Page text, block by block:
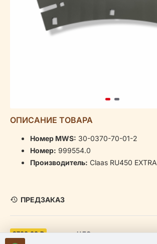
ОПИСАНИЕ ТОВАРА
Номер MWS: 30-0370-70-01-2
Номер: 999554.0
Производитель: Claas RU450 EXTRA
3700.00 ₽ включая НДС
ПРЕДЗАКАЗ